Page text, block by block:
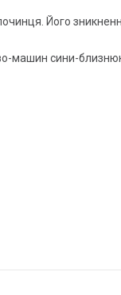
Його
машин сини-